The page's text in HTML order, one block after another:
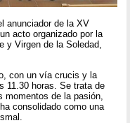
anunciador de la XV
acto organizado por la
y Virgen de la Soledad,
con un vía crucis y la
11.30 horas. Se trata de
de la pasión,
consolidado como una